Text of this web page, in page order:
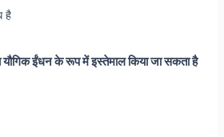
है
ईंधन के रूप में इस्तेमाल किया जा सकता है